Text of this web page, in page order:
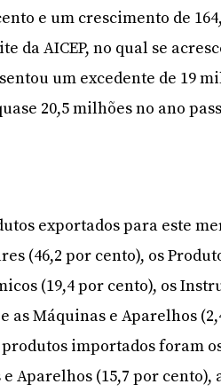
e um crescimento de
da AICEP, no qual se
um excedente de 19
20,5 milhões no ano
exportados para este
(46,2 por cento), os
(19,4 por cento), os
as Máquinas e Aparelhos
importados foram
Aparelhos (15,7 por cento),